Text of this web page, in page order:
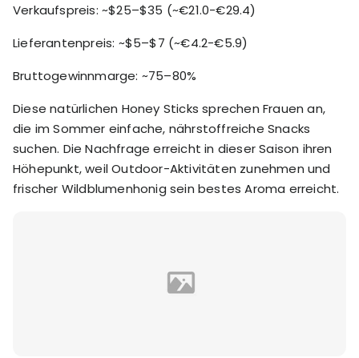
Verkaufspreis: ~$25–$35 (~€21.0-€29.4)
Lieferantenpreis: ~$5–$7 (~€4.2-€5.9)
Bruttogewinnmarge: ~75–80%
Diese natürlichen Honey Sticks sprechen Frauen an,
die im Sommer einfache, nährstoffreiche Snacks
suchen. Die Nachfrage erreicht in dieser Saison ihren
Höhepunkt, weil Outdoor-Aktivitäten zunehmen und
frischer Wildblumenhonig sein bestes Aroma erreicht.